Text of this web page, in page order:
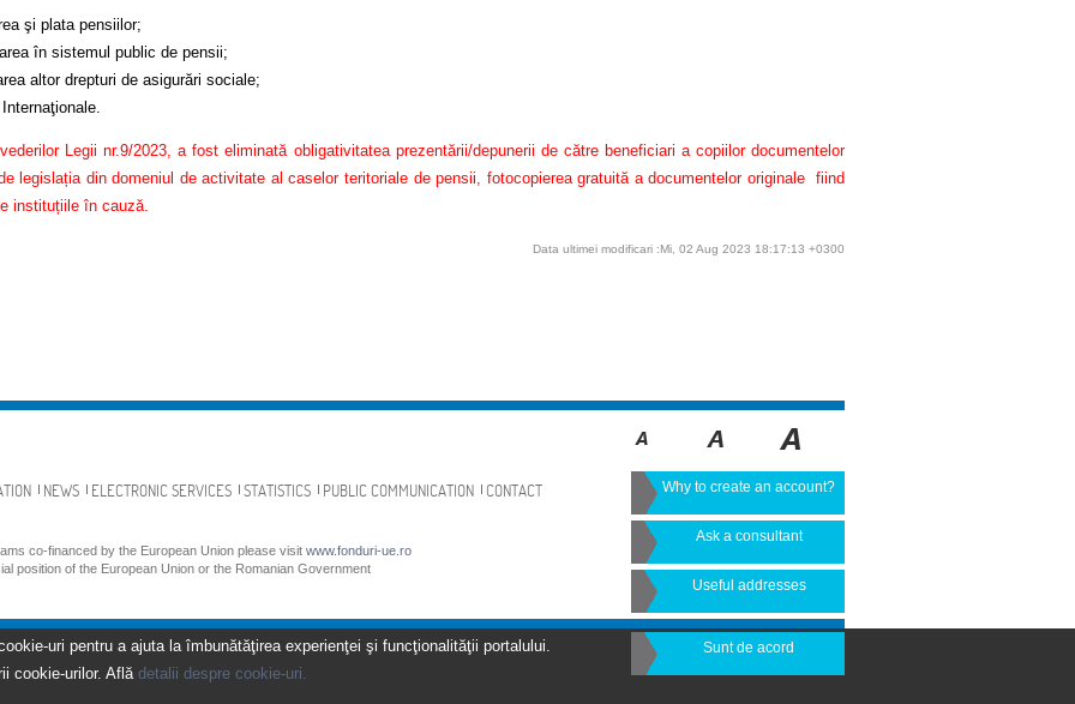
şi plata pensiilor;
în sistemul public de pensii;
altor drepturi de asigurări sociale;
Legii nr.9/2023, a fost eliminată obligativitatea prezentării/depunerii de către beneficiari a copiilor documentelor
legislația din domeniul de activitate al caselor teritoriale de pensii, fotocopierea gratuită a documentelor originale fiind
instituțiile în cauză.
Data ultimei modificari :Mi, 02 Aug 2023 18:17:13 +0300
NEWS ELECTRONIC SERVICES STATISTICS PUBLIC COMMUNICATION CONTACT
co-financed by the European Union please visit www.fonduri-ue.ro
position of the European Union or the Romanian Government
Why to create an account?
Ask a consultant
Useful addresses
uri pentru a ajuta la îmbunătăţirea experienţei şi funcţionalităţii portalului.
cookie-urilor. Află detalii despre cookie-uri.
Sunt de acord